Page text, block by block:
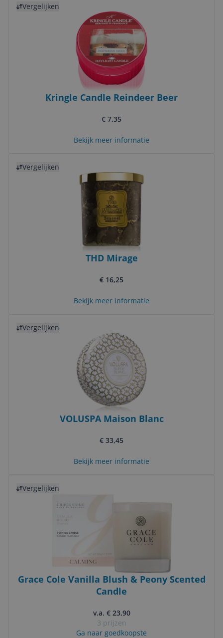
Vergelijken
Kringle Candle Reindeer Beer
€ 7,35
Bekijk meer informatie
Vergelijken
THD Mirage
€ 16,25
Bekijk meer informatie
Vergelijken
VOLUSPA Maison Blanc
€ 33,45
Bekijk meer informatie
Vergelijken
Grace Cole Vanilla Blush & Peony Scented
Candle
v.a. € 23,90
3 prijzen
Ga naar goedkoopste